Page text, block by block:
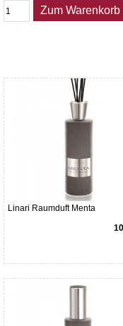
Zum
Linari Raumduft Menta